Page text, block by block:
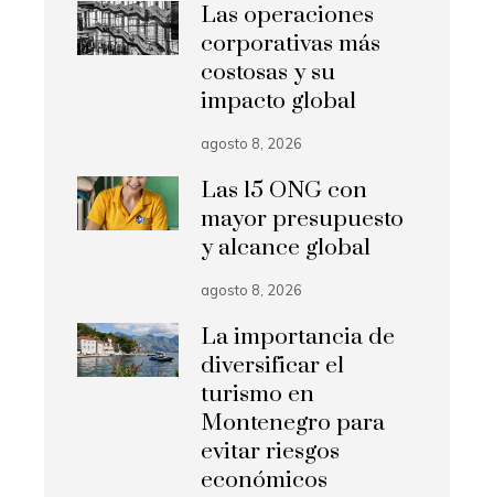
Las operaciones
corporativas más
costosas y su
impacto global
agosto 8, 2026
Las 15 ONG con
mayor presupuesto
y alcance global
agosto 8, 2026
La importancia de
diversificar el
turismo en
Montenegro para
evitar riesgos
económicos